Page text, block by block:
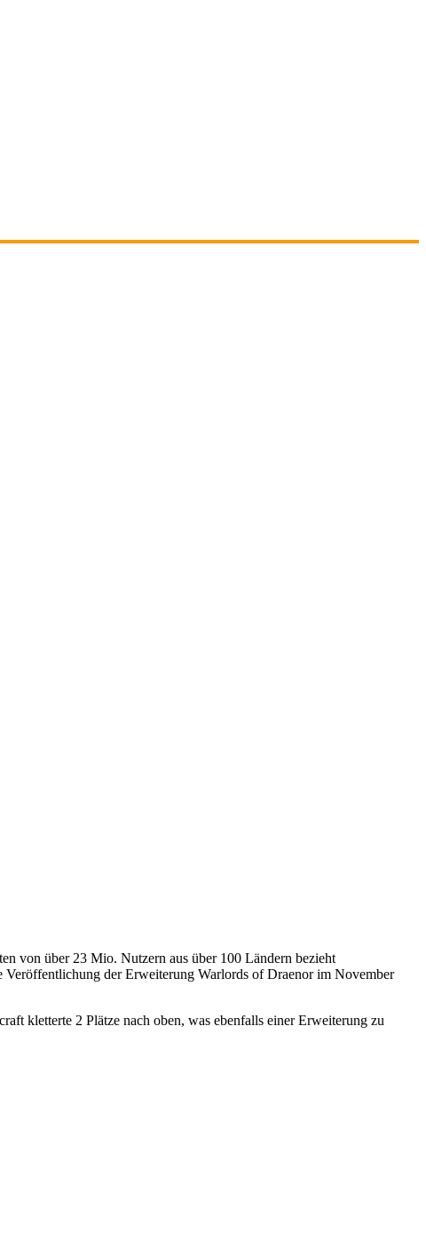
von über 23 Mio. Nutzern aus über 100 Ländern bezieht
der Erweiterung Warlords of Draenor im November
kletterte 2 Plätze nach oben, was ebenfalls einer Erweiterung zu